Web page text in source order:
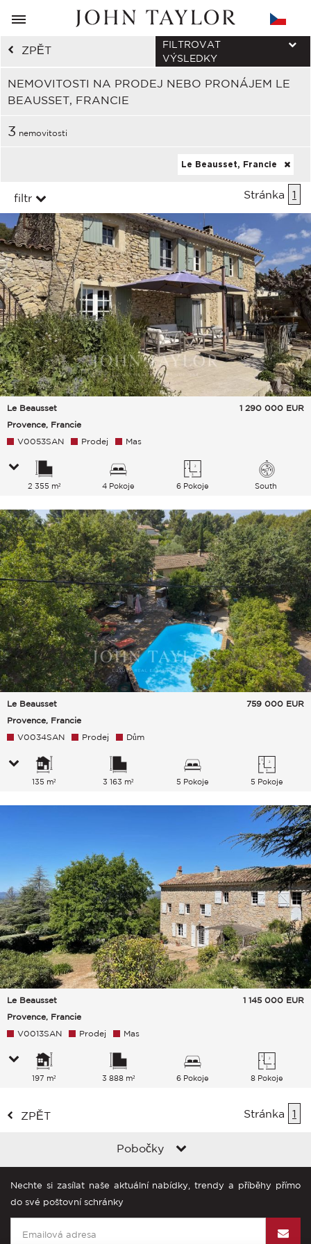
ZPĚT
NEMOVITOSTI NA PRODEJ NEBO PRONÁJEM LE
BEAUSSET, FRANCIE
FILTROVAT
VÝSLEDKY
3 nemovitosti
Le Beausset, Francie
filtr Stránka 1
Le Beausset
Provence, Francie
1 290 000 EUR
V0053SAN Prodej Mas
2 355 m² 4 Pokoje 6 Pokoje South
Le Beausset
Provence, Francie
759 000 EUR
V0034SAN Prodej Dům
135 m² 3 163 m² 5 Pokoje 5 Pokoje
Le Beausset
Provence, Francie
1 145 000 EUR
V0013SAN Prodej Mas
197 m² 3 888 m² 6 Pokoje 8 Pokoje
ZPĚT Stránka 1
Pobočky
Nechte si zasílat naše aktuální nabídky, trendy a příběhy přímo
do své poštovní schránky